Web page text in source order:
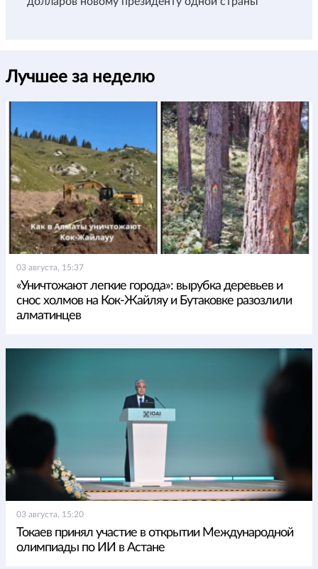
Лучшее за неделю
03 августа, 15:37
«Уничтожают легкие города»: вырубка деревьев и
снос холмов на Кок-Жайляу и Бутаковке разозлили
алматинцев
03 августа, 15:20
Токаев принял участие в открытии Международной
олимпиады по ИИ в Астане